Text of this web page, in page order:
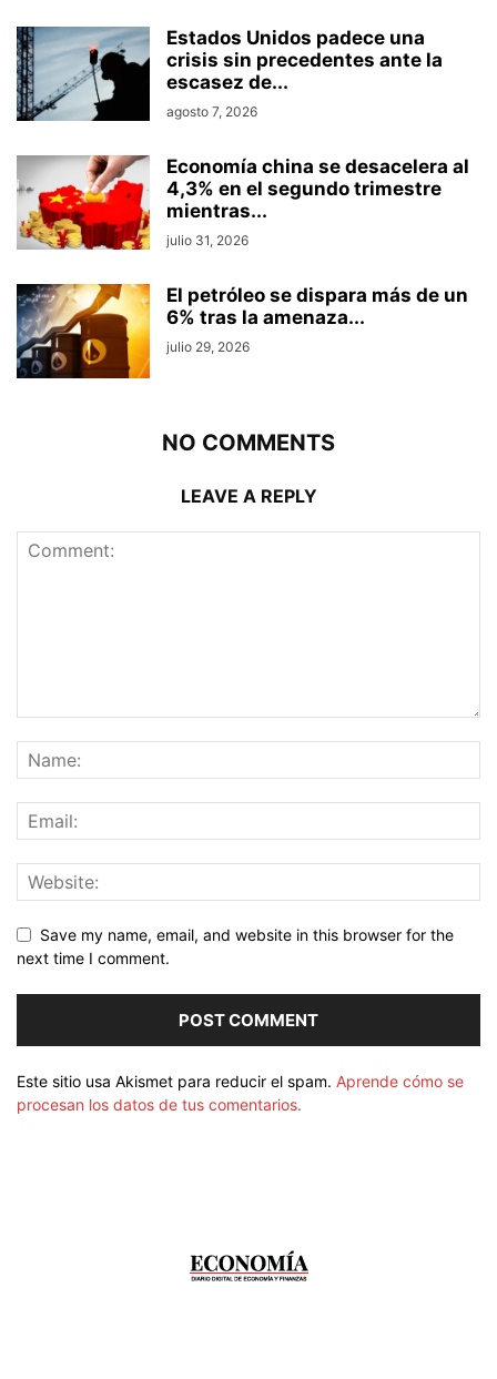
Estados Unidos padece una
crisis sin precedentes ante la
escasez de...
agosto 7, 2026
Economía china se desacelera al
4,3% en el segundo trimestre
mientras...
julio 31, 2026
El petróleo se dispara más de un
6% tras la amenaza...
julio 29, 2026
NO COMMENTS
LEAVE A REPLY
Save my name, email, and website in this browser for the
next time I comment.
Este sitio usa Akismet para reducir el spam. Aprende cómo se
procesan los datos de tus comentarios.